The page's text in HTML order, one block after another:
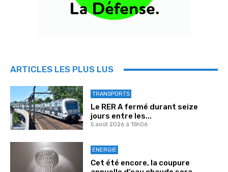
ARTICLES LES PLUS LUS
TRANSPORTS
Le RER A fermé durant seize
jours entre les...
5 août 2026 à 15h06
ENERGIE
Cet été encore, la coupure